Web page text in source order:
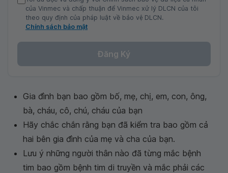
của Vinmec và chấp thuận để Vinmec xử lý DLCN của tôi
theo quy định của pháp luật về bảo vệ DLCN.
Chính sách bảo mật
Đăng Ký
Gia đình bạn bao gồm bố, mẹ, chị, em, con, ông,
bà, cháu, cô, chú, cháu của bạn
Hãy chắc chắn rằng bạn đã kiểm tra bao gồm cả
hai bên gia đình của mẹ và cha của bạn.
Lưu ý những người thân nào đã từng mắc bệnh
tim bao gồm bệnh tim di truyền và mắc phải các